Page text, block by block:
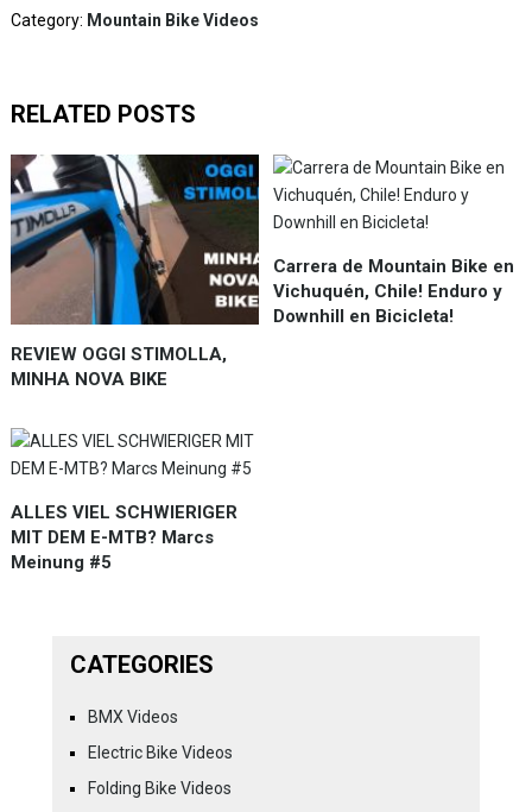
Category: Mountain Bike Videos
RELATED POSTS
REVIEW OGGI STIMOLLA,
MINHA NOVA BIKE
Carrera de Mountain Bike en
Vichuquén, Chile! Enduro y
Downhill en Bicicleta!
ALLES VIEL SCHWIERIGER
MIT DEM E-MTB? Marcs
Meinung #5
CATEGORIES
BMX Videos
Electric Bike Videos
Folding Bike Videos